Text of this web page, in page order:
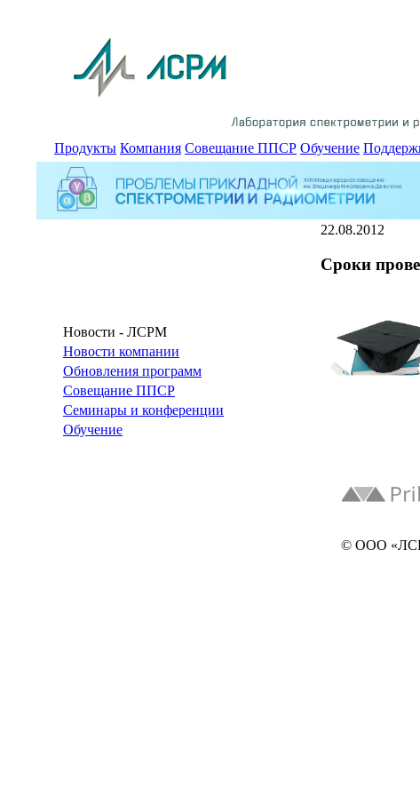
Продукты Компания Совещание ППСР Обучение
Новости - ЛСРМ
Новости компании
Обновления программ
Совещание ППСР
Семинары и конференции
Обучение
22.08.2012
Сроки
© ООО